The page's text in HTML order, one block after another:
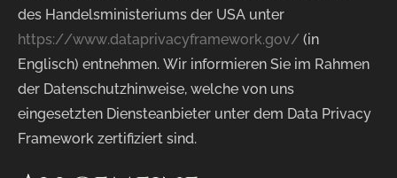
des Handelsministeriums der USA unter
https://www.dataprivacyframework.gov/ (in
Englisch) entnehmen. Wir informieren Sie im Rahmen
der Datenschutzhinweise, welche von uns
eingesetzten Diensteanbieter unter dem Data Privacy
Framework zertifiziert sind.